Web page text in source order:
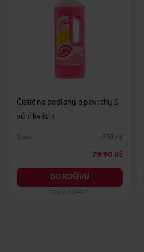
Čistič na podlahy a povrchy S
vůní květin
Savo 750 ml
79.90 Kč
DO KOŠÍKU
Obj. č.: 884471